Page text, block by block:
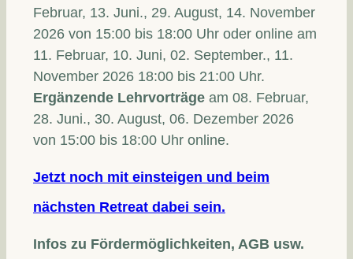
Februar, 13. Juni., 29. August, 14. November
2026 von 15:00 bis 18:00 Uhr oder online am
11. Februar, 10. Juni, 02. September., 11.
November 2026 18:00 bis 21:00 Uhr.
Ergänzende Lehrvorträge am 08. Februar,
28. Juni., 30. August, 06. Dezember 2026
von 15:00 bis 18:00 Uhr online.
Jetzt noch mit einsteigen und beim
nächsten Retreat dabei sein.
Infos zu Fördermöglichkeiten, AGB usw.